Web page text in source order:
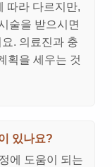
따라 다르지만,
술을 받으시면
. 의료진과 충
획을 세우는 것
있나요?
에 도움이 되는